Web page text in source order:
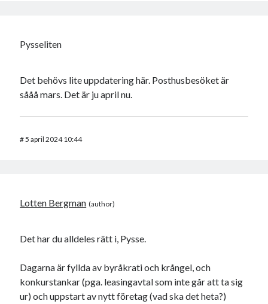
Pysseliten
Det behövs lite uppdatering här. Posthusbesöket är
sååå mars. Det är ju april nu.
#5 april 2024 10:44
Lotten Bergman
Det har du alldeles rätt i, Pysse.
Dagarna är fyllda av byråkrati och krångel, och
konkurstankar (pga. leasingavtal som inte går att ta sig
ur) och uppstart av nytt företag (vad ska det heta?)